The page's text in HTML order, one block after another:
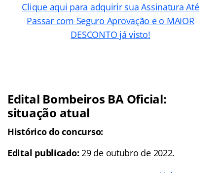
Clique aqui para adquirir sua Assinatura Até
Passar com Seguro Aprovação e o MAIOR
DESCONTO já visto!
Edital Bombeiros BA Oficial:
situação atual
Histórico do concurso:
Edital publicado: 29 de outubro de 2022.